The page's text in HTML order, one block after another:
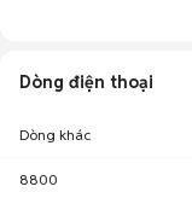
Dòng điện thoại
Dòng khác
8800